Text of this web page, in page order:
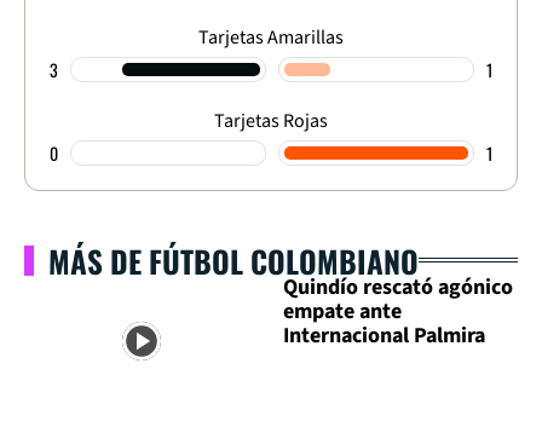
Tarjetas Amarillas
3 1
Tarjetas Rojas
0 1
MÁS DE FÚTBOL COLOMBIANO
Quindío rescató agónico
empate ante
Internacional Palmira